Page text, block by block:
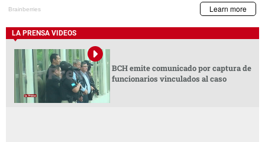
LA PRENSA VIDEOS
BCH emite comunicado por captura de
funcionarios vinculados al caso